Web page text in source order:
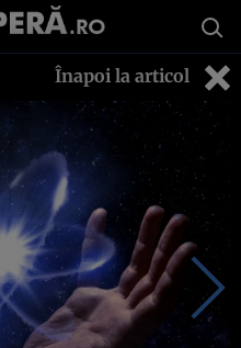
Înapoi la articol